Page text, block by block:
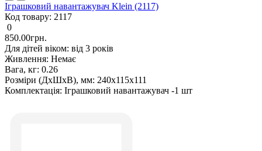
Іграшковий навантажувач Klein (2117)
Код товару: 2117
0
850.00грн.
Для дітей віком: від 3 років
Живлення: Немає
Вага, кг: 0.26
Розміри (ДxШxВ), мм: 240х115х111
Комплектація: Іграшковий навантажувач -1 шт